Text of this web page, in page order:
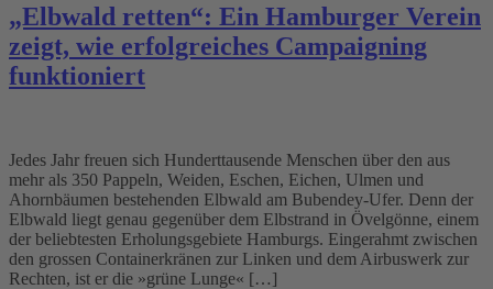
„Elbwald retten“: Ein Hamburger Verein
zeigt, wie erfolgreiches Campaigning
funktioniert
Jedes Jahr freuen sich Hunderttausende Menschen über den aus
mehr als 350 Pappeln, Weiden, Eschen, Eichen, Ulmen und
Ahornbäumen bestehenden Elbwald am Bubendey-Ufer. Denn der
Elbwald liegt genau gegenüber dem Elbstrand in Övelgönne, einem
der beliebtesten Erholungsgebiete Hamburgs. Eingerahmt zwischen
den grossen Containerkränen zur Linken und dem Airbuswerk zur
Rechten, ist er die »grüne Lunge« […]